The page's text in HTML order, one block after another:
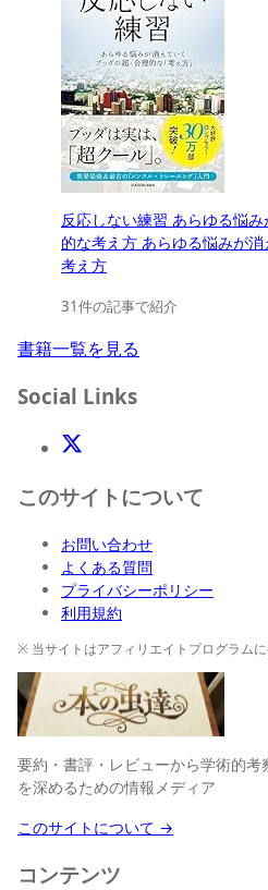
反応しない練習 あらゆる悩
的な考え方 あらゆる悩みが
考え方
31件の記事で紹介
書籍一覧を見る
Social Links
X(Twitter)
このサイトについて
お問い合わせ
よくある質問
プライバシーポリシー
利用規約
※ 当サイトはアフィリエイトプログラムに
要約・書評・レビューから学術的
を深めるための情報メディア
このサイトについて →
コンテンツ